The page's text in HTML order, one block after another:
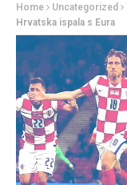
Home Uncategorized
Hrvatska ispala s Eura